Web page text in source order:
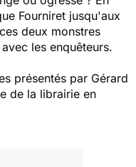
Fourniret jusqu'aux
deux monstres
les enquêteurs.
présentés par Gérard
de la librairie en